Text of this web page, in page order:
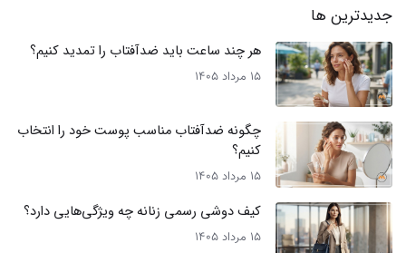
جدیدترین ها
هر چند ساعت باید ضدآفتاب را تمدید کنیم؟
15 مرداد 1405
چگونه ضدآفتاب مناسب پوست خود را انتخاب
کنیم؟
15 مرداد 1405
کیف دوشی رسمی زنانه چه ویژگی‌هایی دارد؟
15 مرداد 1405